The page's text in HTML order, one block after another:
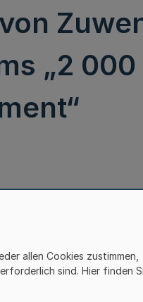
„2 000
allen Cookies zustimmen,
sind. Hier finden